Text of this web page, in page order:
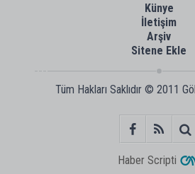
Künye
İletişim
Arşiv
Sitene Ekle
Tüm Hakları Saklıdır © 2011
Haber Scripti